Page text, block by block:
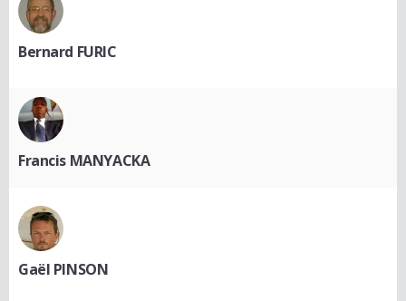
Bernard FURIC
Francis MANYACKA
Gaël PINSON